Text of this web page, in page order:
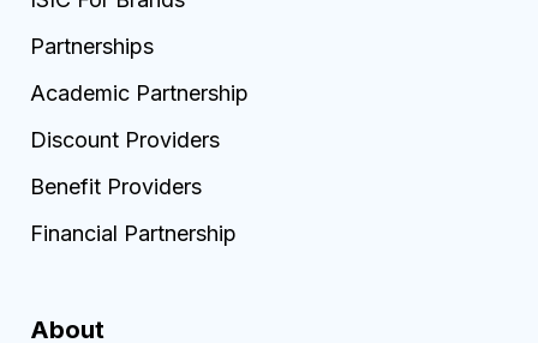
Partnerships
Academic Partnership
Discount Providers
Benefit Providers
Financial Partnership
About